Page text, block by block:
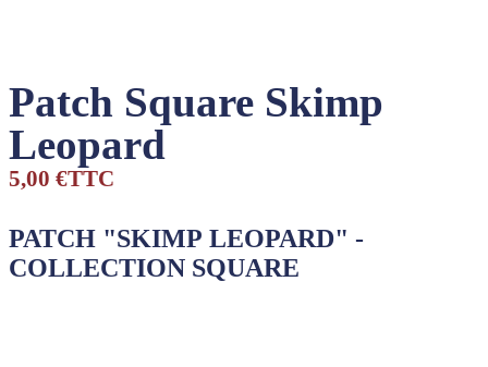
Patch Square Skimp
Leopard
5,00 €TTC
PATCH "SKIMP LEOPARD" -
COLLECTION SQUARE